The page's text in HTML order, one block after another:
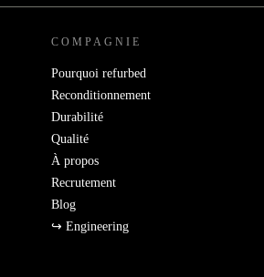
COMPAGNIE
Pourquoi refurbed
Reconditionnement
Durabilité
Qualité
À propos
Recrutement
Blog
↪ Engineering